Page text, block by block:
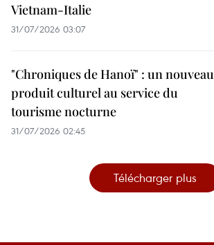
Vietnam-Italie
31/07/2026 03:07
"Chroniques de Hanoï" : un nouveau
produit culturel au service du
tourisme nocturne
31/07/2026 02:45
Télécharger plus